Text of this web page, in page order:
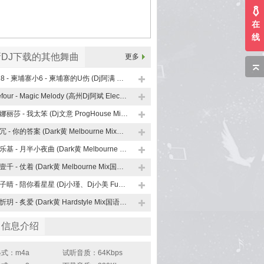
下载的其他舞曲 更多
128 - 柬埔寨小6 - 柬埔寨的U伤 (Dj阿满 ProngHouse Mix)
Befour - Magic Melody (高州Dj阿斌 Electro Mix )
锤娜丽莎 - 我太笨 (Dj文意 ProgHouse Mix 国语女)
阿冗 - 你的答案 (Dark黄 Melbourne Mix国语男)
陈乐基 - 月半小夜曲 (Dark黄 Melbourne Mix国语男)
陈壹千 - 仗着 (Dark黄 Melbourne Mix国语女)
陈子晴 - 陪你看星星 (Dj小瑾、Dj小美 FunkyHouse Mix国语女)咚鼓
陈忻玥 - 炙爱 (Dark黄 Hardstyle Mix国语女)
息介绍
：m4a
试听音质：64Kbps
在
线